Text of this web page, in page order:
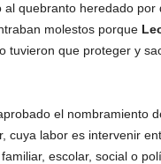
al quebranto heredado
molestos porque
tuvieron que proteger y
el nombramiento
cuya labor es intervenir
escolar, social o